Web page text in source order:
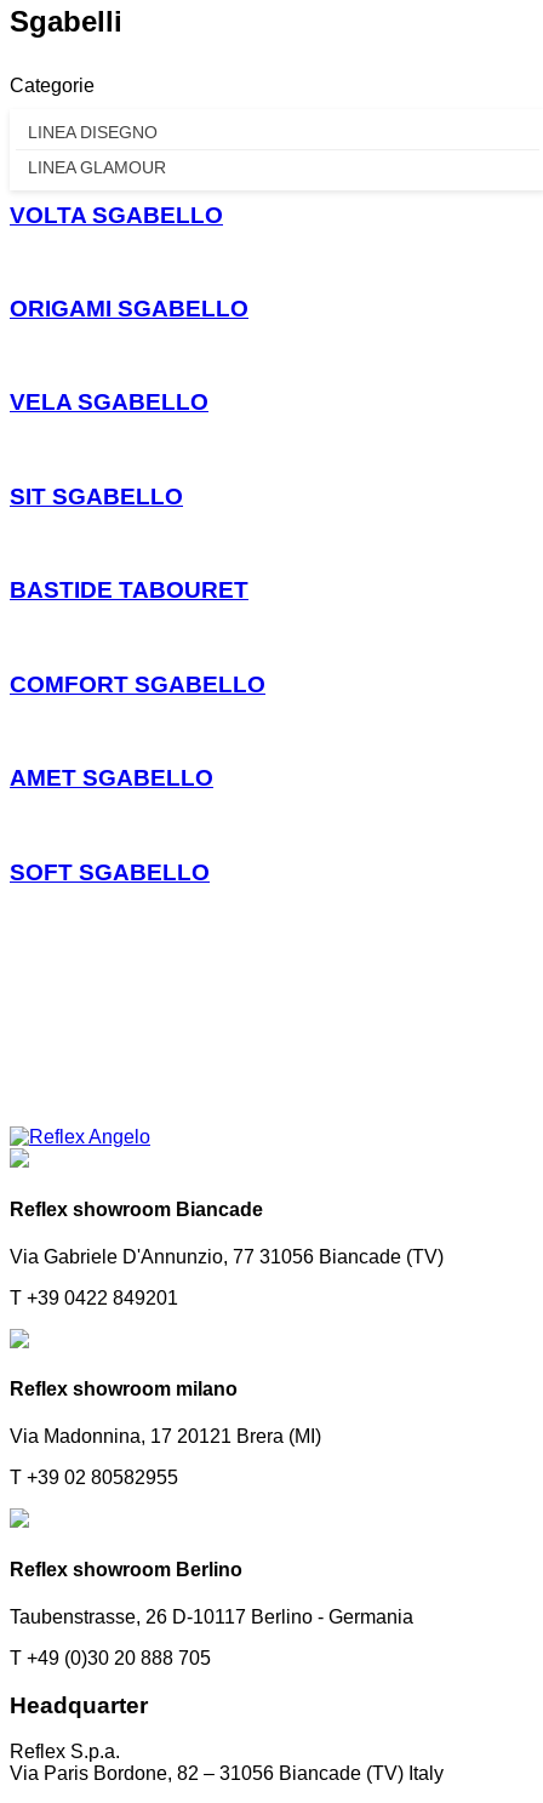
Sgabelli
Categorie
LINEA DISEGNO
LINEA GLAMOUR
VOLTA SGABELLO
ORIGAMI SGABELLO
VELA SGABELLO
SIT SGABELLO
BASTIDE TABOURET
COMFORT SGABELLO
AMET SGABELLO
SOFT SGABELLO
Reflex showroom Biancade
Via Gabriele D'Annunzio, 77 31056 Biancade (TV)
T +39 0422 849201
Reflex showroom milano
Via Madonnina, 17 20121 Brera (MI)
T +39 02 80582955
Reflex showroom Berlino
Taubenstrasse, 26 D-10117 Berlino - Germania
T +49 (0)30 20 888 705
Headquarter
Reflex S.p.a.
Via Paris Bordone, 82 – 31056 Biancade (TV) Italy